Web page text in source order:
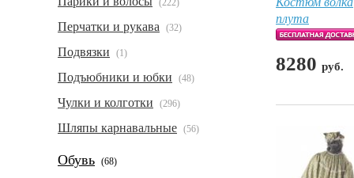
(222)
Перчатки и рукава (32)
Подвязки (1)
Подъюбники и юбки (48)
Чулки и колготки (296)
Шляпы карнавальные (56)
Обувь (68)
плута
8280 руб.